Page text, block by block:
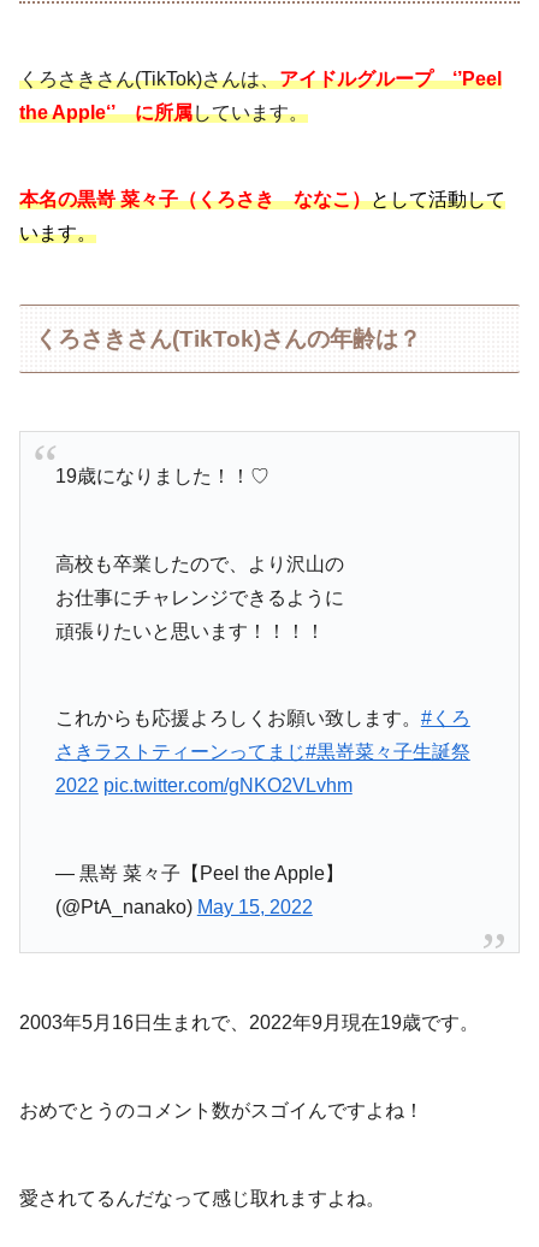
くろさきさん(TikTok)さんは、アイドルグループ ‘’Peel
the Apple‘’
に所属しています。
本名の黒嵜 菜々子（くろさき ななこ）として活動して
います。
くろさきさん(TikTok)さんの年齢は？
19歳になりました！！♡
高校も卒業したので、より沢山の
お仕事にチャレンジできるように
頑張りたいと思います！！！！
これからも応援よろしくお願い致します。 #くろ
さきラストティーンってまじ#黒嵜菜々子生誕祭
2022 pic.twitter.com/gNKO2VLvhm
— 黒嵜 菜々子【Peel the Apple】
(@PtA_nanako) May 15, 2022
2003年5月16日生まれで、2022年9月現在19歳です。
おめでとうのコメント数がスゴイんですよね！
愛されてるんだなって感じ取れますよね。